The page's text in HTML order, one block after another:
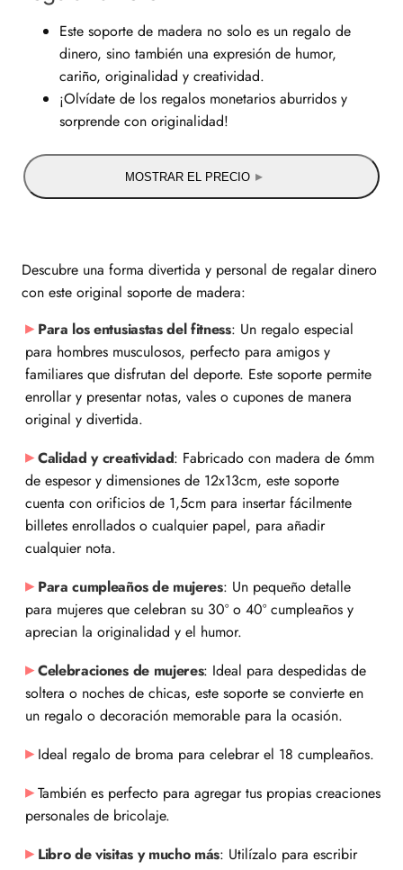
Este soporte de madera no solo es un regalo de
dinero, sino también una expresión de humor,
cariño, originalidad y creatividad.
¡Olvídate de los regalos monetarios aburridos y
sorprende con originalidad!
MOSTRAR EL PRECIO
Descubre una forma divertida y personal de regalar dinero
con este original soporte de madera:
Para los entusiastas del fitness: Un regalo especial
para hombres musculosos, perfecto para amigos y
familiares que disfrutan del deporte. Este soporte permite
enrollar y presentar notas, vales o cupones de manera
original y divertida.
Calidad y creatividad: Fabricado con madera de 6mm
de espesor y dimensiones de 12x13cm, este soporte
cuenta con orificios de 1,5cm para insertar fácilmente
billetes enrollados o cualquier papel, para añadir
cualquier nota.
Para cumpleaños de mujeres: Un pequeño detalle
para mujeres que celebran su 30º o 40º cumpleaños y
aprecian la originalidad y el humor.
Celebraciones de mujeres: Ideal para despedidas de
soltera o noches de chicas, este soporte se convierte en
un regalo o decoración memorable para la ocasión.
Ideal regalo de broma para celebrar el 18 cumpleaños.
También es perfecto para agregar tus propias creaciones
personales de bricolaje.
Libro de visitas y mucho más: Utilízalo para escribir